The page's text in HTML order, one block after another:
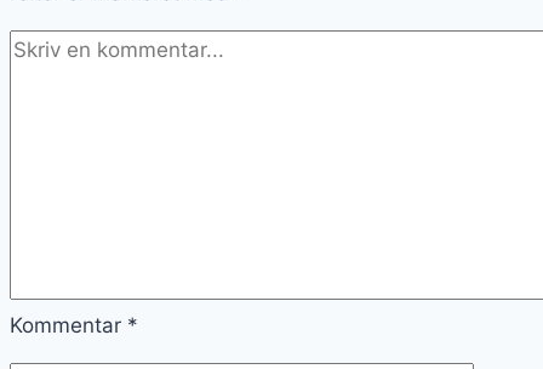
Kommentar *